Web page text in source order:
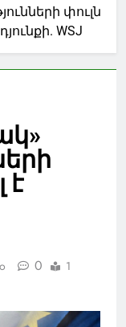
փուլն
WSJ
է
0
1